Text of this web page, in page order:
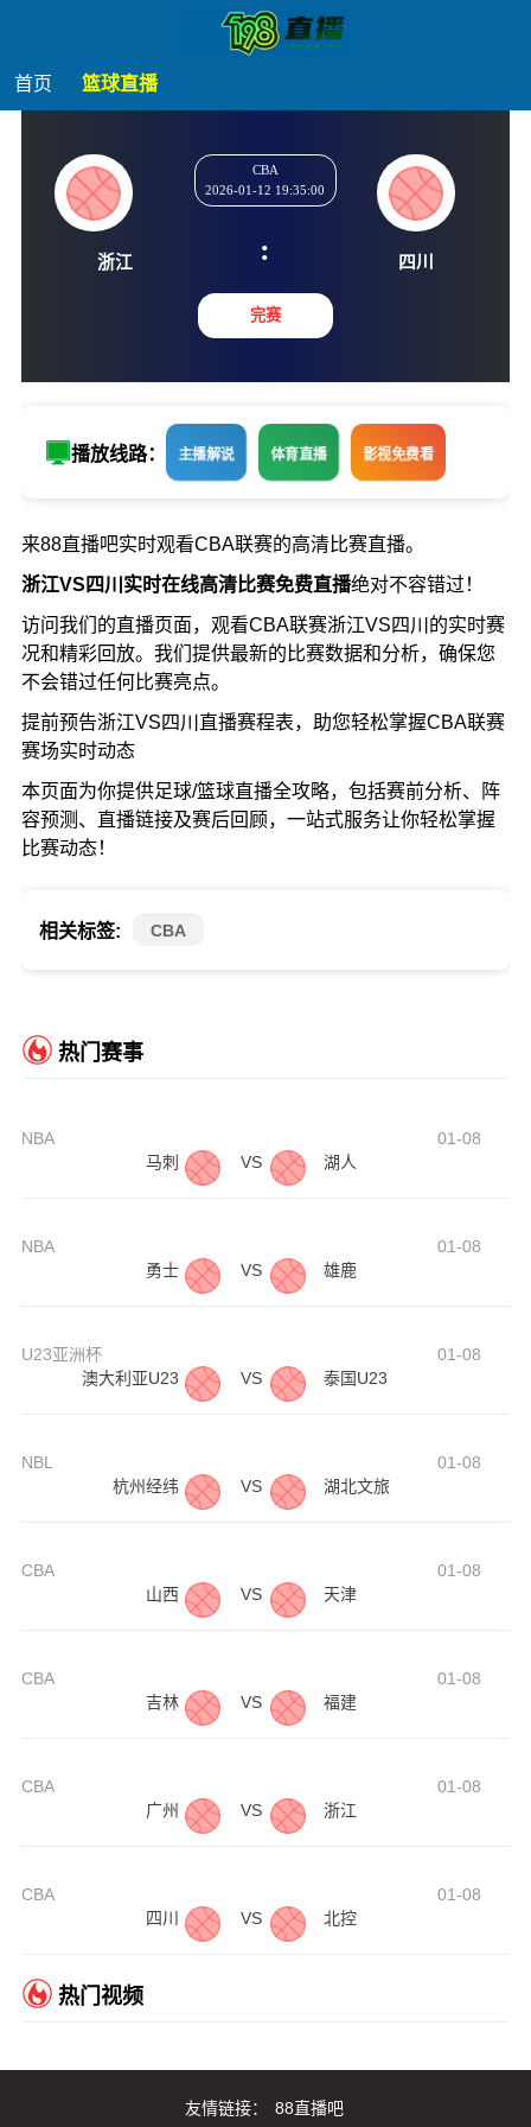
首页 篮球直播
CBA
2026-01-12 19:35:00
:
完赛
播放线路： 主播解说 体育直播 影视免费看
来88直播吧实时观看CBA联赛的高清比赛直播。
浙江VS四川实时在线高清比赛免费直播绝对不容错过！
访问我们的直播页面，观看CBA联赛浙江VS四川的实时赛
况和精彩回放。我们提供最新的比赛数据和分析，确保您
不会错过任何比赛亮点。
提前预告浙江VS四川直播赛程表，助您轻松掌握CBA联赛
赛场实时动态
本页面为你提供足球/篮球直播全攻略，包括赛前分析、阵
容预测、直播链接及赛后回顾，一站式服务让你轻松掌握
比赛动态！
相关标签: CBA
热门赛事
NBA
01-08
马刺
VS 湖人
NBA
01-08
勇士
VS 雄鹿
U23亚洲杯
01-08
澳大利亚U23
VS 泰国U23
NBL
01-08
杭州经纬
VS 湖北文旅
CBA
01-08
山西
VS 天津
CBA
01-08
吉林
VS 福建
CBA
01-08
广州
VS 浙江
CBA
01-08
四川
VS 北控
热门视频
友情链接： 88直播吧